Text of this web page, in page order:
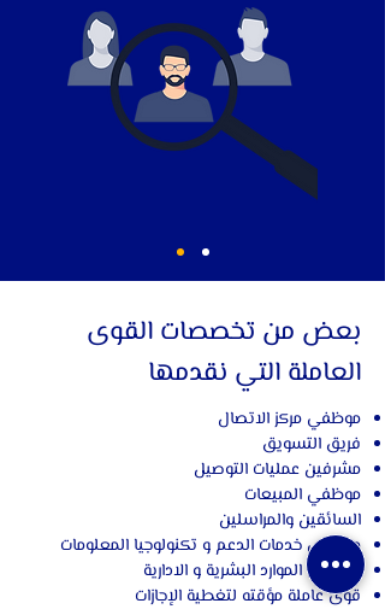
بعض من تخصصات القوى
العاملة التي نقدمها
موظفي مركز الاتصال
فريق التسويق
مشرفين عمليات التوصيل
موظفي المبيعات
السائقين والمراسلين
موظفي خدمات الدعم و تكنولوجيا المعلومات
موظفي الموارد البشرية و الادارية
قوى عاملة مؤقته لتغطية الإجازات